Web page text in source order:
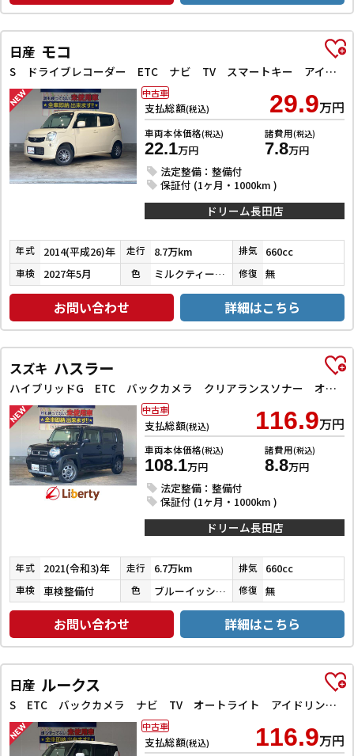
日産 モコ
S ドライブレコーダー ETC ナビ TV スマートキー アイドリングストップ ベンチシート CVT CD アルミホイール エアコン パワーウィンドウ
支払総額(税込) 29.9万円
車両本体価格(税込)
22.1万円
諸費用(税込)
7.8万円
法定整備：整備付
保証付 (1ヶ月・1000km )
中古車
ドリーム長田店
年式 2014(平成26)年 走行 8.7万km 排気 660cc
車検 2027年5月 色 ミルクティーベージュメタリック 修復 無
お問い合わせ 詳細はこちら
スズキ ハスラー
ハイブリッドG ETC バックカメラ クリアランスソナー オートライト スマートキー アイドリングストップ 電動格納ミラー シートヒーター CVT ESC CD Bluetooth エアコン パワーウィンドウ
支払総額(税込) 116.9万円
車両本体価格(税込)
108.1万円
諸費用(税込)
8.8万円
法定整備：整備付
保証付 (1ヶ月・1000km )
中古車
ドリーム長田店
年式 2021(令和3)年 走行 6.7万km 排気 660cc
車検 車検整備付 色 ブルーイッシュブラックパール３ 修復 無
お問い合わせ 詳細はこちら
日産 ルークス
S ETC バックカメラ ナビ TV オートライト アイドリングストップ 電動格納ミラー ベンチシート CVT ABS ESC CD Bluetooth エアコン パワーステアリング パワーウィンドウ
支払総額(税込) 116.9万円
中古車